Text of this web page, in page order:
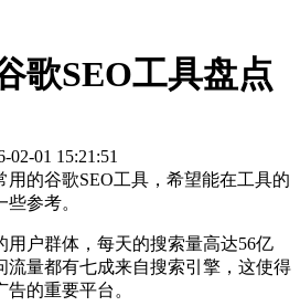
歌SEO工具盘点
01 15:21:51
的谷歌SEO工具，希望能在工具的
参考。
用户群体，每天的搜索量高达56亿
流量都有七成来自搜索引擎，这使得
的重要平台。